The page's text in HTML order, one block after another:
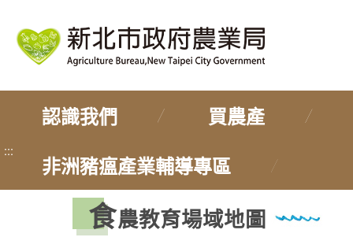
認識我們
買農產
非洲豬瘟產業輔導專區
:::
食農教育場域地圖